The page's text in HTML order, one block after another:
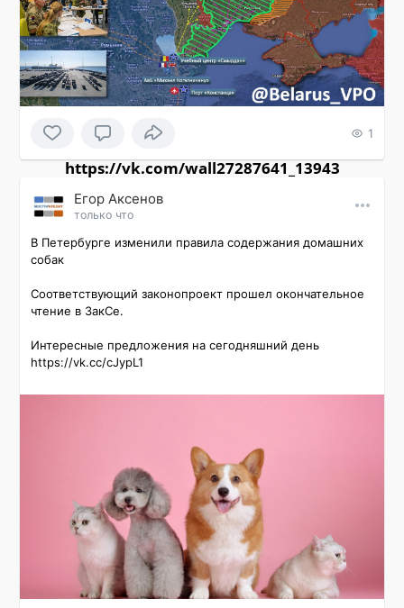
1
https://vk.com/wall27287641_13943
Εгор Αксенов
только что
В Петербурге изменили правила содержания домашних
собак
Соответствующий законопроект прошел окончательное
чтение в ЗакСе.
Интересные предложения на сегодняшний день
https://vk.cc/cJypL1